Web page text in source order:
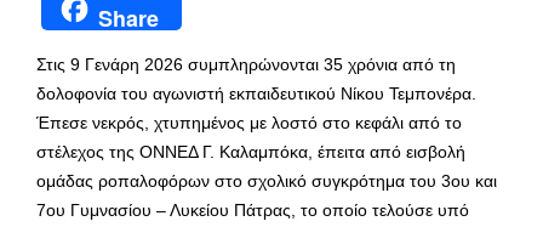
Share
Στις 9 Γενάρη 2026 συμπληρώνονται 35 χρόνια από τη
δολοφονία του αγωνιστή εκπαιδευτικού Νίκου Τεμπονέρα.
Έπεσε νεκρός, χτυπημένος με λοστό στο κεφάλι από το
στέλεχος της ΟΝΝΕΔ Γ. Καλαμπόκα, έπειτα από εισβολή
ομάδας ροπαλοφόρων στο σχολικό συγκρότημα του 3ου και
7ου Γυμνασίου – Λυκείου Πάτρας, το οποίο τελούσε υπό